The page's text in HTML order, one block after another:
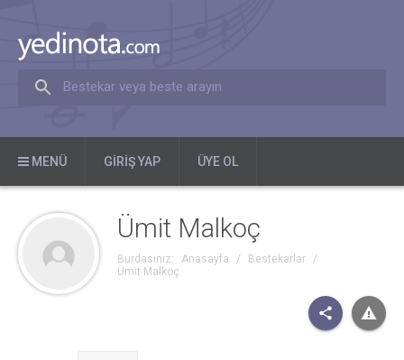
Bestekar veya beste arayın
MENÜ GIRIŞ YAP ÜYE OL
Ümit Malkoç
Burdasınız: Anasayfa / Bestekarlar
/
Ümit Malkoç